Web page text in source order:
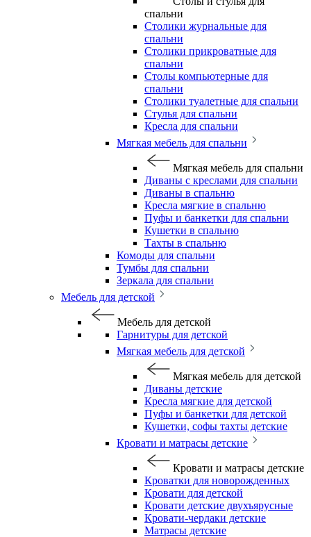
спальни
Столики журнальные для
спальни
Столики прикроватные для
спальни
Столы компьютерные для
спальни
Столики туалетные для спальни
Стулья для спальни
Кресла для спальни
Мягкая мебель для спальни
Мягкая мебель для спальни
Диваны с креслами для спальни
Диваны в спальню
Кресла мягкие в спальню
Пуфы и банкетки для спальни
Кушетки в спальню
Тахты в спальню
Комоды для спальни
Тумбы для спальни
Зеркала для спальни
Мебель для детской
Мебель для детской
Гарнитуры для детской
Мягкая мебель для детской
Мягкая мебель для детской
Диваны детские
Кресла мягкие для детской
Пуфы и банкетки для детской
Кушетки, софы тахты детские
Кровати и матрасы детские
Кровати и матрасы детские
Кроватки для новорожденных
Кровати для детской
Кровати детские двухъярусные
Кровати-чердаки детские
Матрасы детские